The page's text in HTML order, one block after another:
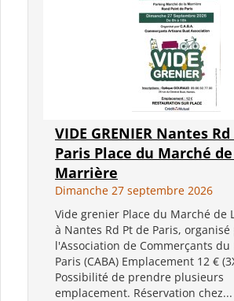
VIDE GRENIER Nantes
Paris Place du Marché
Marrière
Dimanche 27 septembre 2026
Vide grenier Place du Marché de
à Nantes Rd Pt de Paris, organisé
l'Association de Commerçants du
Paris (CABA) Emplacement 12 €
Possibilité de prendre plusieurs
emplacement. Réservation chez...